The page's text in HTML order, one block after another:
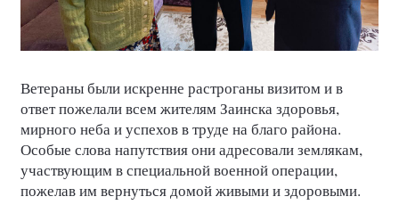
Ветераны были искренне растроганы визитом и в
ответ пожелали всем жителям Заинска здоровья,
мирного неба и успехов в труде на благо района.
Особые слова напутствия они адресовали землякам,
участвующим в специальной военной операции,
пожелав им вернуться домой живыми и здоровыми.